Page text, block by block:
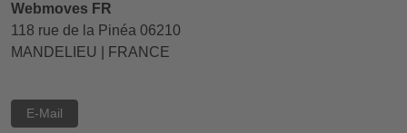
Webmoves FR
118 rue de la Pinéa 06210
MANDELIEU | FRANCE
E-Mail